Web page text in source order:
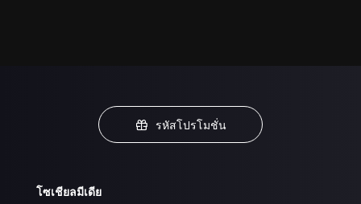
รหัสโปรโมชั่น
โซเชียลมีเดีย